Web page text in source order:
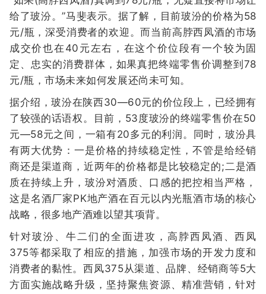
给了玻汾。”马斐表示。据了解，目前玻汾的价格为58
元/瓶，深受消费者的欢迎。而当前高脖西凤酒的市场
成交价也在40元左右，在这个价位段有一个较为固
定、忠实的消费群体，如果真把终端零售价调整到78
元/瓶，市场未来如何发展还尚未可知。
据介绍，玻汾在陕西30—60元的价位段上，已经拥有
了较强的话语权。目前，53度玻汾的终端零售价在50
元—58元之间，一箱有20多元的利润。同时，玻汾具
有两大优势：一是价格的持续稳定性，不管是给经销
商还是渠道商，近两年的价格都是比较稳定的;二是酒
质在持续上升，玻汾对酒质、口感的把控相当严格，
这是名酒厂家PK地产酒在百元以内光瓶酒市场的核心
战略，很多地产酒难以望其项背。
针对玻汾、牛二们的全面进攻，高脖西凤酒、西凤
375等都采取了相应的措施，加强市场的开发力度和
消费者的黏性。西凤375从渠道、品牌、经销商等5大
方面实施战略升级，坚持聚焦资源、精准营销，针对